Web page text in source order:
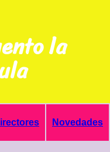
la
Novedades